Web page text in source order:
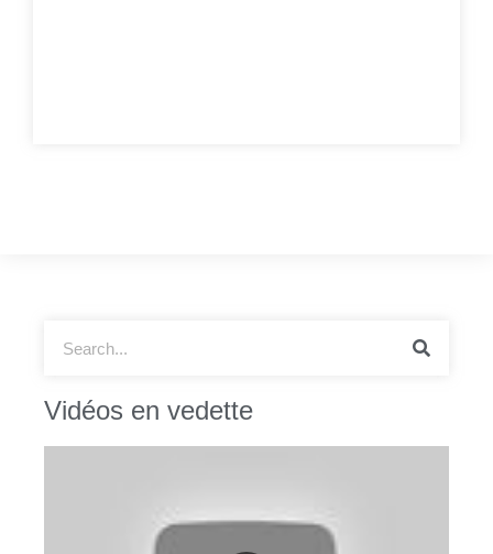
Vidéos en vedette